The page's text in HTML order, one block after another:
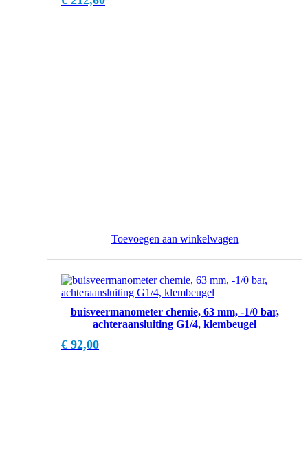
Toevoegen aan winkelwagen
buisveermanometer chemie, 63 mm, -1/0 bar,
achteraansluiting G1/4, klembeugel
€ 92,00